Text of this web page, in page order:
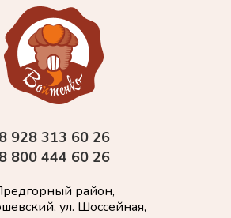
8 928 313 60 26
8 800 444 60 26
район,
ул. Шоссейная,